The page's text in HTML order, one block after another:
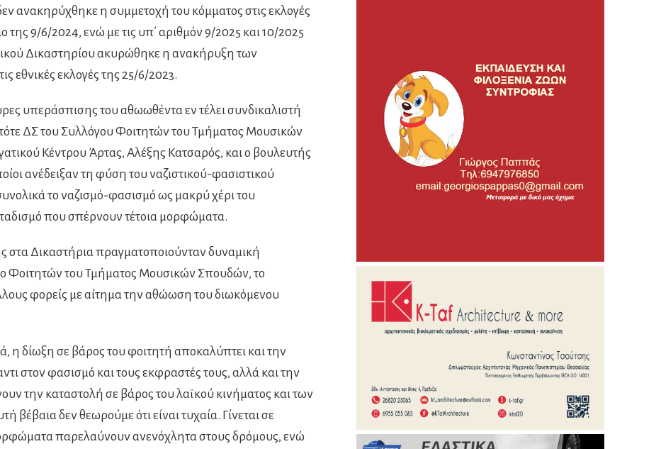
ανακηρύχθηκε η συμμετοχή του κόμματος στις εκλογές
της 9/6/2024, ενώ με τις υπ΄ αριθμόν 9/2025 και 10/2025
Δικαστηρίου ακυρώθηκε η ανακήρυξη των
εθνικές εκλογές της 25/6/2023.
υπεράσπισης του αθωωθέντα εν τέλει συνδικαλιστή
τότε ΔΣ του Συλλόγου Φοιτητών του Τμήματος Μουσικών
Κέντρου Άρτας, Αλέξης Κατσαρός, και ο βουλευτής
ανέδειξαν τη φύση του ναζιστικού-φασιστικού
το ναζισμό-φασισμό ως μακρύ χέρι του
που σπέρνουν τέτοια μορφώματα.
στα Δικαστήρια πραγματοποιούνταν δυναμική
Φοιτητών του Τμήματος Μουσικών Σπουδών, το
φορείς με αίτημα την αθώωση του διωκόμενου
η δίωξη σε βάρος του φοιτητή αποκαλύπτει και την
στον φασισμό και τους εκφραστές τους, αλλά και την
την καταστολή σε βάρος του λαϊκού κινήματος και των
δεν θεωρούμε ότι είναι τυχαία. Γίνεται σε
παρελαύνουν ανενόχλητα στους δρόμους, ενώ